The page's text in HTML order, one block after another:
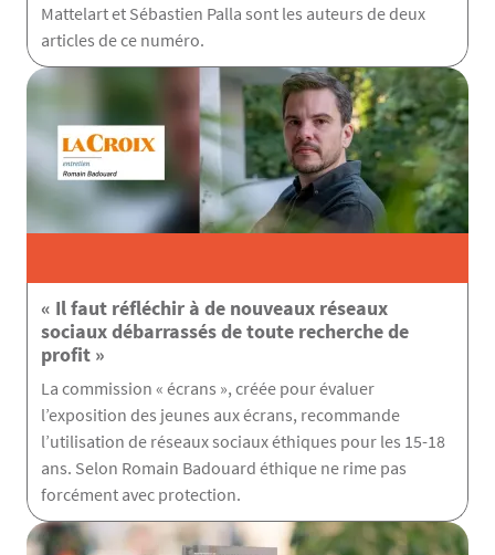
Mattelart et Sébastien Palla sont les auteurs de deux
articles de ce numéro.
« Il faut réfléchir à de nouveaux réseaux
sociaux débarrassés de toute recherche de
profit »
La commission « écrans », créée pour évaluer
l’exposition des jeunes aux écrans, recommande
l’utilisation de réseaux sociaux éthiques pour les 15-18
ans. Selon Romain Badouard éthique ne rime pas
forcément avec protection.